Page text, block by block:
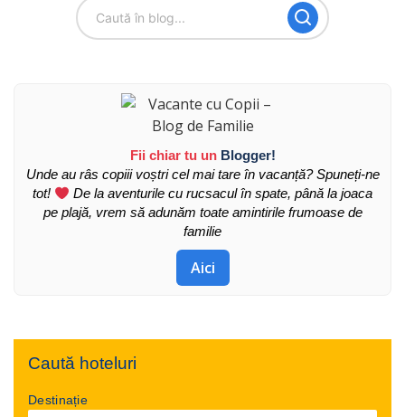
Fii chiar tu un Blogger!
Unde au râs copiii voștri cel mai tare în vacanță? Spuneți-ne
tot!
De la aventurile cu rucsacul în spate, până la joaca
pe plajă, vrem să adunăm toate amintirile frumoase de
familie
Aici
Caută hoteluri
Destinație